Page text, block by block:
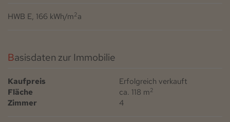
HWB E, 166 kWh/m2a
Basisdaten zur Immobilie
Kaufpreis
Erfolgreich verkauft
Fläche
ca. 118 m2
Zimmer 4